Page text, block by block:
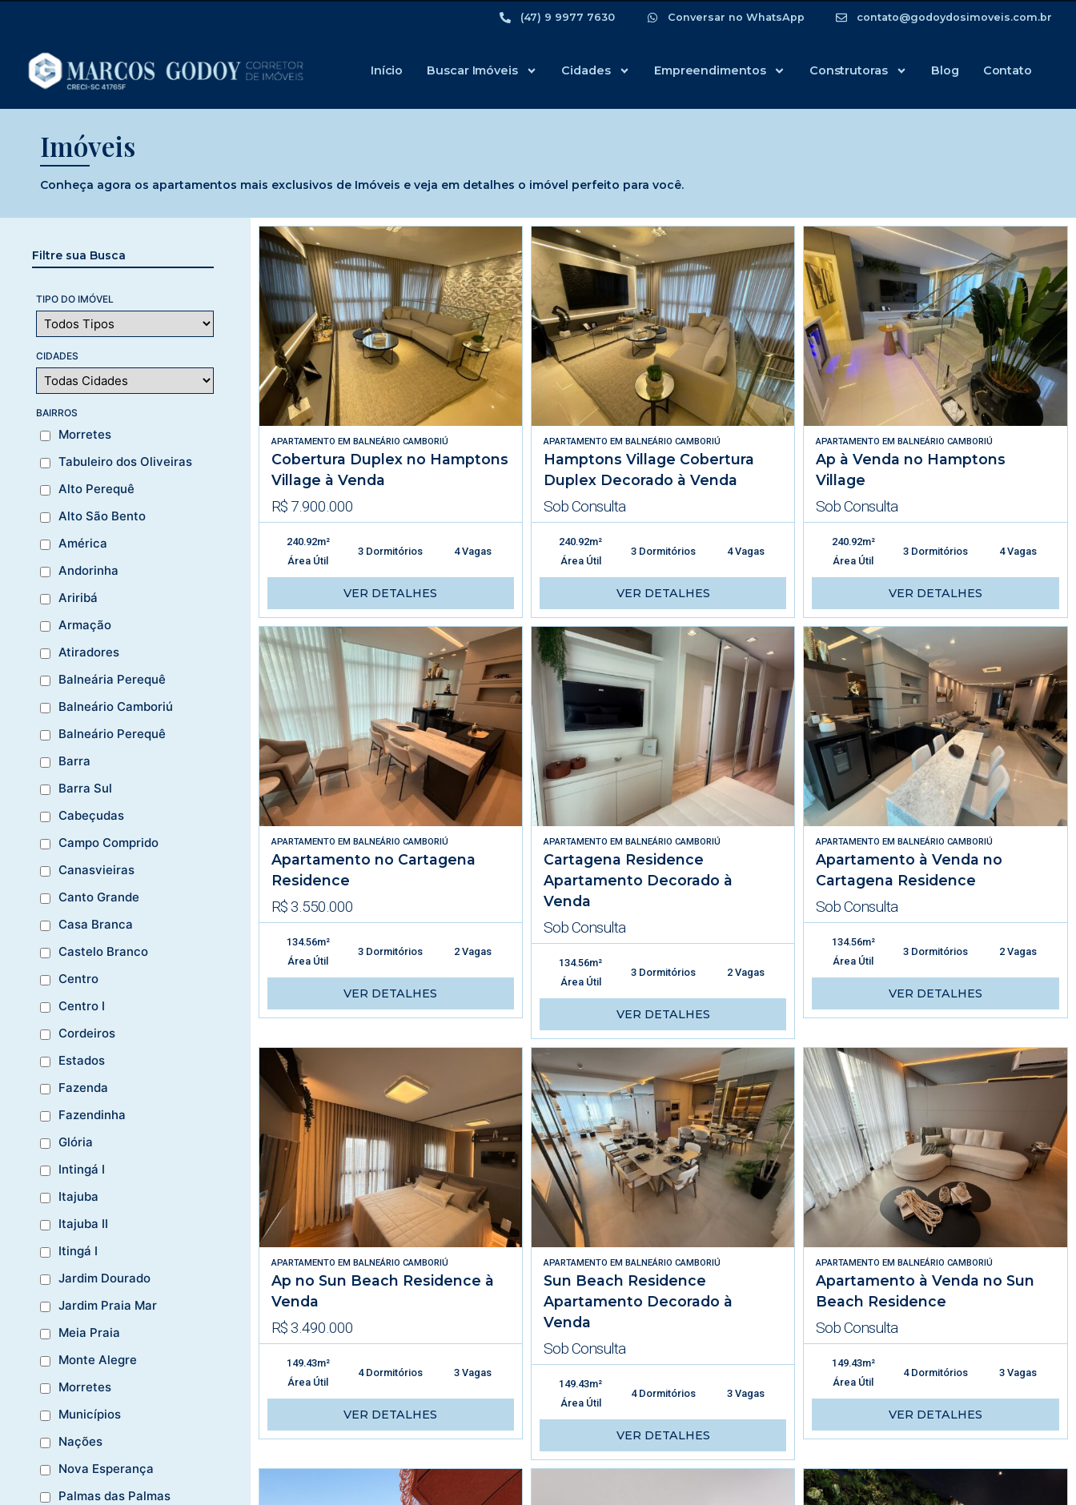
(47) 9 9977 7630 Conversar no WhatsApp contato@godoydosimoveis.com.br
Início Buscar Imóveis Cidades Empreendimentos Construtoras Blog Contato
Imóveis
Conheça agora os apartamentos mais exclusivos de Imóveis e veja em detalhes o imóvel perfeito para você.
Filtre sua Busca
TIPO DO IMÓVEL
CIDADES
BAIRROS
Morretes
Tabuleiro dos Oliveiras
Alto Perequê
Alto São Bento
América
Andorinha
Ariribá
Armação
Atiradores
Balneária Perequê
Balneário Camboriú
Balneário Perequê
Barra
Barra Sul
Cabeçudas
Campo Comprido
Canasvieiras
Canto Grande
Casa Branca
Castelo Branco
Centro
Centro I
Cordeiros
Estados
Fazenda
Fazendinha
Glória
Intingá I
Itajuba
Itajuba II
Itingá I
Jardim Dourado
Jardim Praia Mar
Meia Praia
Monte Alegre
Morretes
Municípios
Nações
Nova Esperança
Palmas das Palmas
APARTAMENTO EM BALNEÁRIO CAMBORIÚ
Cobertura Duplex no Hamptons
Village à Venda
R$ 7.900.000
240.92m²
Área Útil
3 Dormitórios 4 Vagas
VER DETALHES
APARTAMENTO EMBALNEÁRIO CAMBORIÚ
Hamptons Village Cobertura
Duplex Decorado à Venda
Sob Consulta
240.92m²
Área Útil
3 Dormitórios 4 Vagas
VER DETALHES
APARTAMENTO EMBALNEÁRIO CAMBORIÚ
Ap à Venda no Hamptons
Village
Sob Consulta
240.92m²
Área Útil
3 Dormitórios 4 Vagas
VER DETALHES
APARTAMENTO EM BALNEÁRIO CAMBORIÚ
Apartamento no Cartagena
Residence
R$ 3.550.000
134.56m²
Área Útil
3 Dormitórios 2 Vagas
VER DETALHES
APARTAMENTO EMBALNEÁRIO CAMBORIÚ
Cartagena Residence
Apartamento Decorado à
Venda
Sob Consulta
134.56m²
Área Útil
3 Dormitórios 2 Vagas
VER DETALHES
APARTAMENTO EMBALNEÁRIO CAMBORIÚ
Apartamento à Venda no
Cartagena Residence
Sob Consulta
134.56m²
Área Útil
3 Dormitórios 2 Vagas
VER DETALHES
APARTAMENTO EM BALNEÁRIO CAMBORIÚ
Ap no Sun Beach Residence à
Venda
R$ 3.490.000
149.43m²
Área Útil
4 Dormitórios 3 Vagas
VER DETALHES
APARTAMENTO EMBALNEÁRIO CAMBORIÚ
Sun Beach Residence
Apartamento Decorado à
Venda
Sob Consulta
149.43m²
Área Útil
4 Dormitórios 3 Vagas
VER DETALHES
APARTAMENTO EMBALNEÁRIO CAMBORIÚ
Apartamento à Venda no Sun
Beach Residence
Sob Consulta
149.43m²
Área Útil
4 Dormitórios 3 Vagas
VER DETALHES